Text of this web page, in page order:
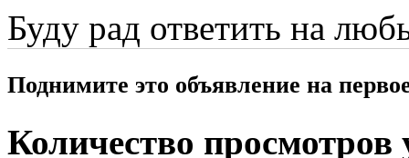
Буду рад ответить на
Поднимите это объявление на
Количество просмотров